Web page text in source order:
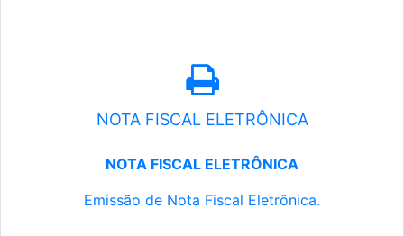
NOTA FISCAL ELETRÔNICA
NOTA FISCAL ELETRÔNICA
Emissão de Nota Fiscal Eletrônica.